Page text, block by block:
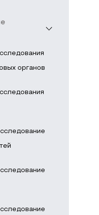
органов